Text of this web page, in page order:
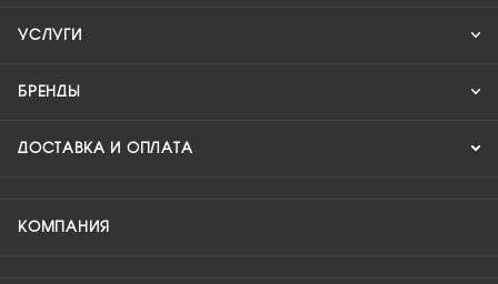
УСЛУГИ
БРЕНДЫ
ДОСТАВКА И ОПЛАТА
КОМПАНИЯ